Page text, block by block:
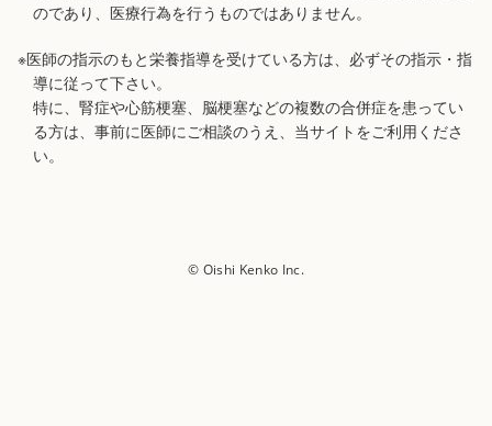
のであり、医療行為を行うものではありません。
※医師の指示のもと栄養指導を受けている方は、必ずその指示・指
導に従って下さい。
特に、腎症や心筋梗塞、脳梗塞などの複数の合併症を患ってい
る方は、事前に医師にご相談のうえ、当サイトをご利用くださ
い。
© Oishi Kenko Inc.